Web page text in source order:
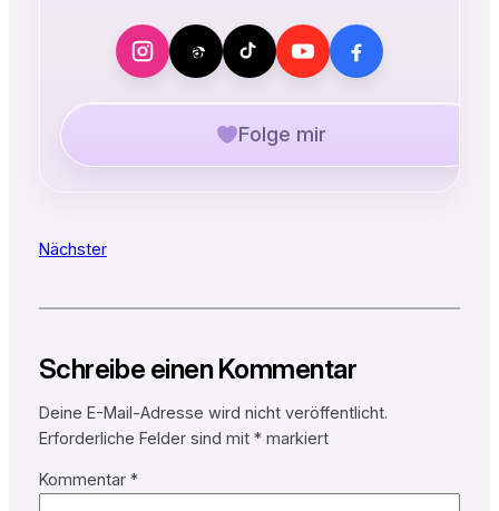
Folge mir
Nächster
Schreibe einen Kommentar
Deine E-Mail-Adresse wird nicht veröffentlicht.
Erforderliche Felder sind mit *markiert
Kommentar *